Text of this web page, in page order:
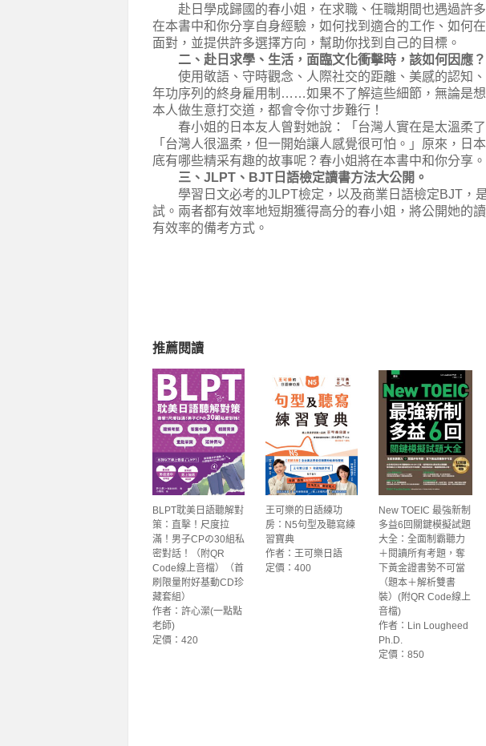
赴日學成歸國的春小姐，在求職、任職期間也遇過許多
在本書中和你分享自身經驗，如何找到適合的工作、如何
面對，並提供許多選擇方向，幫助你找到自己的目標。
二、赴日求學、生活，面臨文化衝擊時，該如何因應？
使用敬語、守時觀念、人際社交的距離、美感的認知、
年功序列的終身雇用制……如果不了解這些細節，無論是
本人做生意打交道，都會令你寸步難行！
春小姐的日本友人曾對她說：「台灣人實在是太溫柔了
「台灣人很溫柔，但一開始讓人感覺很可怕。」原來，日
底有哪些精采有趣的故事呢？春小姐將在本書中和你分享。
三、JLPT、BJT日語檢定讀書方法大公開。
學習日文必考的JLPT檢定，以及商業日語檢定BJT，
試。兩者都有效率地短期獲得高分的春小姐，將公開她的
有效率的備考方式。
推薦閱讀
BLPT耽美日語聽解對
策：直擊！尺度拉
滿！男子CPの30組私
密對話！（附QR
Code線上音檔）（首
刷限量附好基動CD珍
藏套組）
作者：許心瀠(一點點
老師)
定價：420
王可樂的日語練功
房：N5句型及聽寫練
習寶典
作者：王可樂日語
定價：400
New TOEIC 最強新制
多益6回關鍵模擬試題
大全：全面制霸聽力
＋閱讀所有考題，奪
下黃金證書勢不可當
（題本＋解析雙書
裝）(附QR Code線上
音檔)
作者：Lin Lougheed
Ph.D.
定價：850